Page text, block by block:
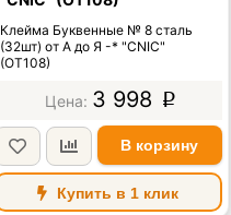
Клейма Буквенные № 8 сталь
(32шт) от А до Я -* "CNIC"
(OT108)
3 998 p
В корзину
Купить в 1 клик